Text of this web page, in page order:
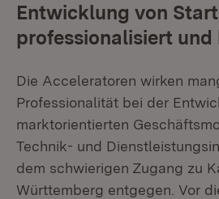
Entwicklung von
professionalisiert
Die Acceleratoren wirken
Professionalität bei der
marktorientierten
Technik- und
dem schwierigen Zugang zu
Württemberg entgegen. Vor